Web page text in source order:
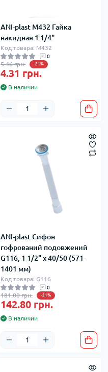
ANI-plast М432 Гайка
накидная 1 1/4"
Код товара: М432
0
5.46 грн. -21%
4.31 грн.
В наличии
ANI-plast Сифон
гофрований подовжений
G116, 1 1/2" x 40/50 (571-
1401 мм)
Код товара: G116
0
181.00 грн. -21%
142.80 грн.
В наличии